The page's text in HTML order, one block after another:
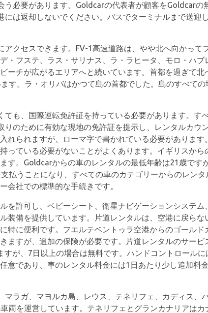
必要があります。Goldcarの代表者が顧客をGoldcarの
は返却しないでください。バスでターミナルまで送迎
クセスできます。FV-1高速道路は、やや北へ向かって
・フステ、ラス・サリナス、ラ・ラヒータ、モロ・ハブ
ーチが広がるエリアへと続いています。首都を過ぎて北
す。ラ・オリバはかつて島の首都でした。島のすべての
も、国際運転免許証を持っている必要があります。す
のために有効な現地の免許証を提示し、レンタルカウ
れられますが、ローマ字で書かれている必要があります
っている必要がないことがよくあります。イギリスから
。Goldcarからの車のレンタルの最低年齢は21歳ですが
払うことになり、すべての車のカテゴリーからのレンタ
会社での標準的な手続きです。
を許可し、ベビーシート、衛星ナビゲーションシステム
装備を提供しています。片道レンタルは、空港に戻らな
特に便利です。フエルテベントゥラ空港からのゴールド
ますが、追加の保険が必要です。片道レンタルのサービ
が、7日以上の場合は無料です。ハンドコントロールに
意であり、車のレンタル料金には1日あたり少し追加料
ラガ、マヨルカ島、レウス、テネリフェ、カディス、
両を運営しています。テネリフェとグランカナリアはカ